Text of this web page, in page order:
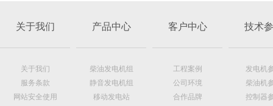
关于我们
关于我们
服务条款
网站安全使用
产品中心
柴油发电机组
静音发电机组
移动发电站
客户中心
工程案例
公司环境
合作品牌
技术
发电机
柴油机
控制器